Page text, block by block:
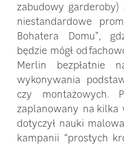
zabudowy garderoby)
niestandardowe
Bohatera Domu”,
będzie mógł od
Merlin bezpłatnie
wykonywania
czy montażowych.
zaplanowany na kilka
dotyczył nauki
kampanii “prostych